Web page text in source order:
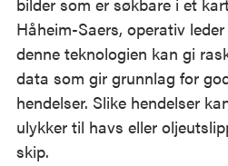
Håheim-Saers, operativ
denne teknologien kan gi
data som gir grunnlag for
hendelser. Slike hendelser
ulykker til havs eller
skip.